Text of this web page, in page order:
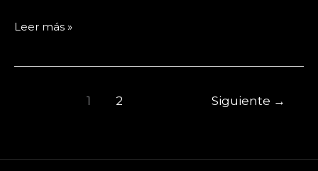
Mimo
Leer más »
1 2 Siguiente →